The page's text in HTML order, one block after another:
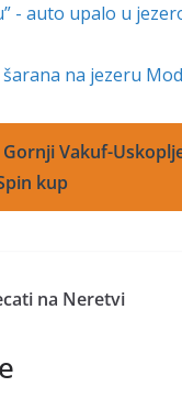
- auto upalo u
na jezeru
Gornji Vakuf-
kup
na Neretvi